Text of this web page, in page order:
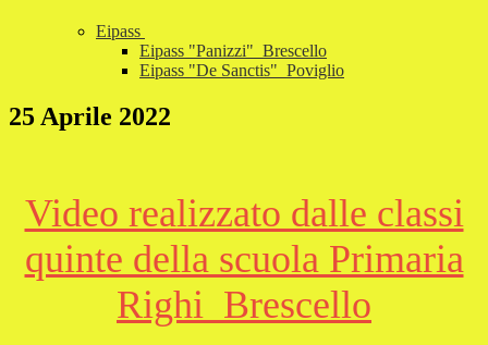
Eipass
Eipass "Panizzi"_Brescello
Eipass "De Sanctis"_Poviglio
25 Aprile 2022
Video realizzato dalle classi
quinte della scuola Primaria
Righi_Brescello